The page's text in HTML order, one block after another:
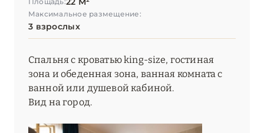
Максимальное размещение:
3 взрослых
Спальня с кроватью king-size, гостиная
зона и обеденная зона, ванная комната с
ванной или душевой кабиной.
Вид на город.